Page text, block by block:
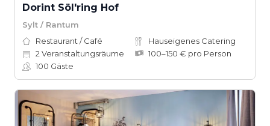
Dorint Söl'ring Hof
Sylt / Rantum
Restaurant / Café
Hauseigenes Catering
2 Veranstaltungsräume
100–150 € pro Person
100 Gäste